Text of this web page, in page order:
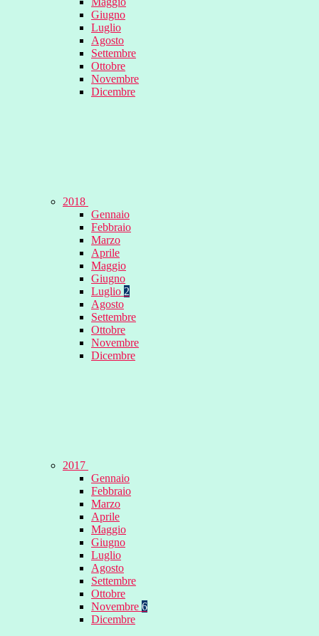
Giugno
Luglio
Agosto
Settembre
Ottobre
Novembre
Dicembre
2018
Gennaio
Febbraio
Marzo
Aprile
Maggio
Giugno
Luglio 2
Agosto
Settembre
Ottobre
Novembre
Dicembre
2017
Gennaio
Febbraio
Marzo
Aprile
Maggio
Giugno
Luglio
Agosto
Settembre
Ottobre
Novembre 6
Dicembre